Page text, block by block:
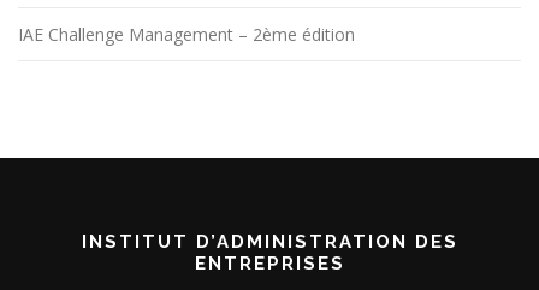
IAE Challenge Management – 2ème édition
INSTITUT D’ADMINISTRATION DES
ENTREPRISES